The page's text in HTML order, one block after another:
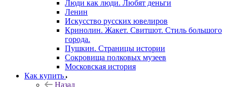
Люди как люди. Любят деньги
Ленин
Искусство русских ювелиров
Кринолин. Жакет. Свитшот. Стиль большого
города.
Пушкин. Страницы истории
Сокровища полковых музеев
Московская история
Как купить
Назад